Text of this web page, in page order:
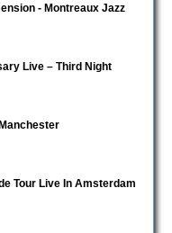
- Montreaux Jazz
Live – Third Night
Tour Live In Amsterdam